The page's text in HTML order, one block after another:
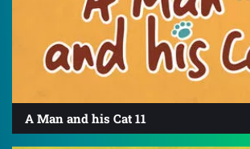
A Man and his Cat 11